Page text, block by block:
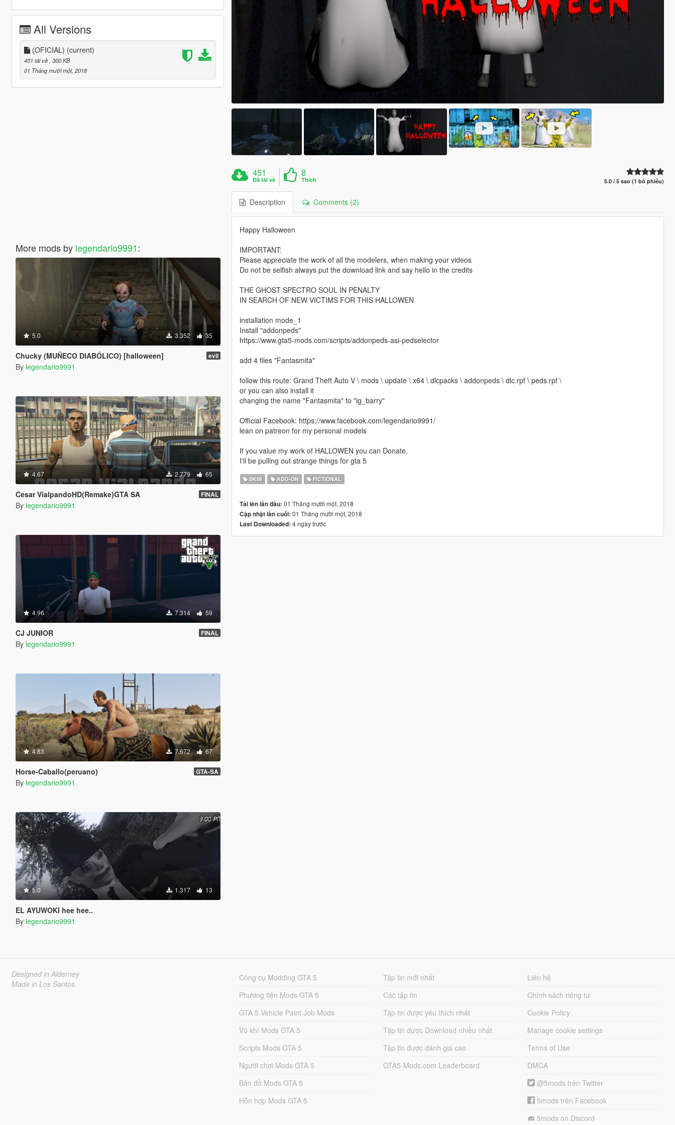
All Versions
(OFICIAL) (current)
451 tải về , 300 KB
01 Tháng mười một, 2018
More mods by legendario9991:
5.0 3.352 35
Chucky (MUÑECO DIABÓLICO) [halloween] evil
By legendario9991
4.67 2.779 65
Cesar VialpandoHD(Remake)GTA SA FINAL
By legendario9991
4.96 7.314 59
CJ JUNIOR FINAL
By legendario9991
4.83 7.672 67
Horse-Caballo(peruano) GTA-SA
By legendario9991
5.0 1.317 13
EL AYUWOKI hee hee..
By legendario9991
451
Đã tải về
8
Thích 5.0 / 5 sao (1 bỏ phiếu)
Description Comments (2)
Happy Halloween
IMPORTANT:
Please appreciate the work of all the modelers, when making your videos
Do not be selfish always put the download link and say hello in the credits
THE GHOST SPECTRO SOUL IN PENALTY
IN SEARCH OF NEW VICTIMS FOR THIS HALLOWEN
installation mode_1
Install "addonpeds"
https://www.gta5-mods.com/scripts/addonpeds-asi-pedselector
add 4 files "Fantasmita"
follow this route: Grand Theft Auto V \ mods \ update \ x64 \ dlcpacks \ addonpeds \ dlc.rpf \ peds.rpf \
or you can also install it
changing the name "Fantasmita" to "ig_barry"
Official Facebook: https://www.facebook.com/legendario9991/
lean on patreon for my personal models
If you value my work of HALLOWEN you can Donate.
I'll be pulling out strange things for gta 5
SKIN ADD-ON FICTIONAL
Tải lên lần đầu: 01 Tháng mười một, 2018
Cập nhật lần cuối: 01 Tháng mười một, 2018
Last Downloaded: 4 ngày trước
Designed in Alderney
Made in Los Santos
Công cụ Modding GTA 5
Phương tiện Mods GTA 5
GTA 5 Vehicle Paint Job Mods
Vũ khí Mods GTA 5
Scripts Mods GTA 5
Người chơi Mods GTA 5
Bản đồ Mods GTA 5
Hỗn hợp Mods GTA 5
Tập tin mới nhất
Các tập tin
Tập tin được yêu thích nhất
Tập tin được Download nhiều nhất
Tập tin được đánh giá cao
GTA5-Mods.com Leaderboard
Liên hệ
Chính sách riêng tư
Cookie Policy
Manage cookie settings
Terms of Use
DMCA
@5mods trên Twitter
5mods trên Facebook
5mods on Discord